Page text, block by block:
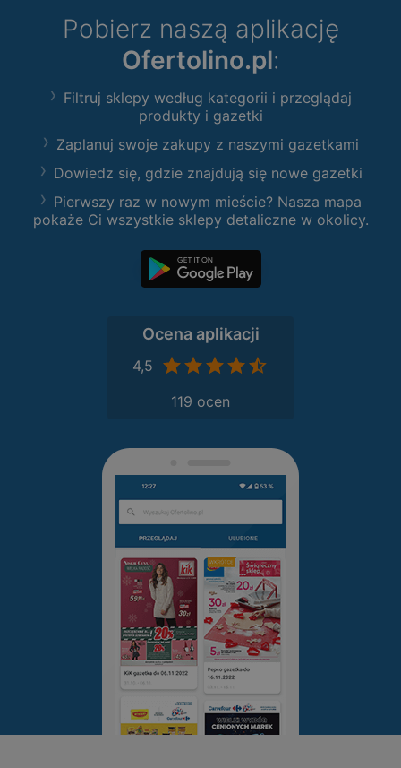
Pobierz naszą aplikację
Ofertolino.pl:
Filtruj sklepy według kategorii i przeglądaj
produkty i gazetki
Zaplanuj swoje zakupy z naszymi gazetkami
Dowiedz się, gdzie znajdują się nowe gazetki
Pierwszy raz w nowym mieście? Nasza mapa
pokaże Ci wszystkie sklepy detaliczne w okolicy.
Ocena aplikacji
4,5
119 ocen